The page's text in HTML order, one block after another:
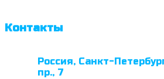
Контакты
Россия, Санкт-
пр., 7